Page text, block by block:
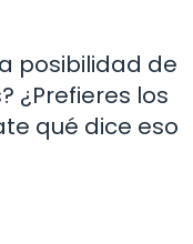
posibilidad de
¿Prefieres los
qué dice eso